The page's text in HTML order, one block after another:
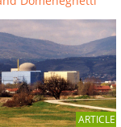
face à l’implication
ARTICLE